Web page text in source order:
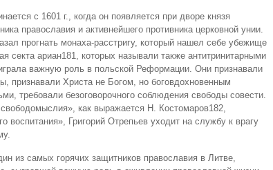
с 1601 г., когда он появляется при дворе князя
православия и активнейшего противника церковной унии.
прогнать монаха-расстригу, который нашел себе убежище
секта ариан181, которых называли также антитринитарными
важную роль в польской Реформации. Они признавали
признавали Христа не Богом, но боговдохновенным
требовали безоговорочного соблюдения свободы совести.
как выражается Н. Костомаров182,
воспитания», Григорий Отрепьев уходит на службу к врагу
из самых горячих защитников православия в Литве,